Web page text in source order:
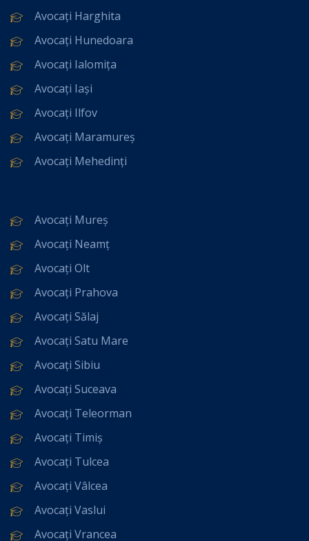
Avocați Harghita
Avocați Hunedoara
Avocați Ialomița
Avocați Iași
Avocați Ilfov
Avocați Maramureș
Avocați Mehedinți
Avocați Mureș
Avocați Neamț
Avocați Olt
Avocați Prahova
Avocați Sălaj
Avocați Satu Mare
Avocați Sibiu
Avocați Suceava
Avocați Teleorman
Avocați Timiș
Avocați Tulcea
Avocați Vâlcea
Avocați Vaslui
Avocați Vrancea